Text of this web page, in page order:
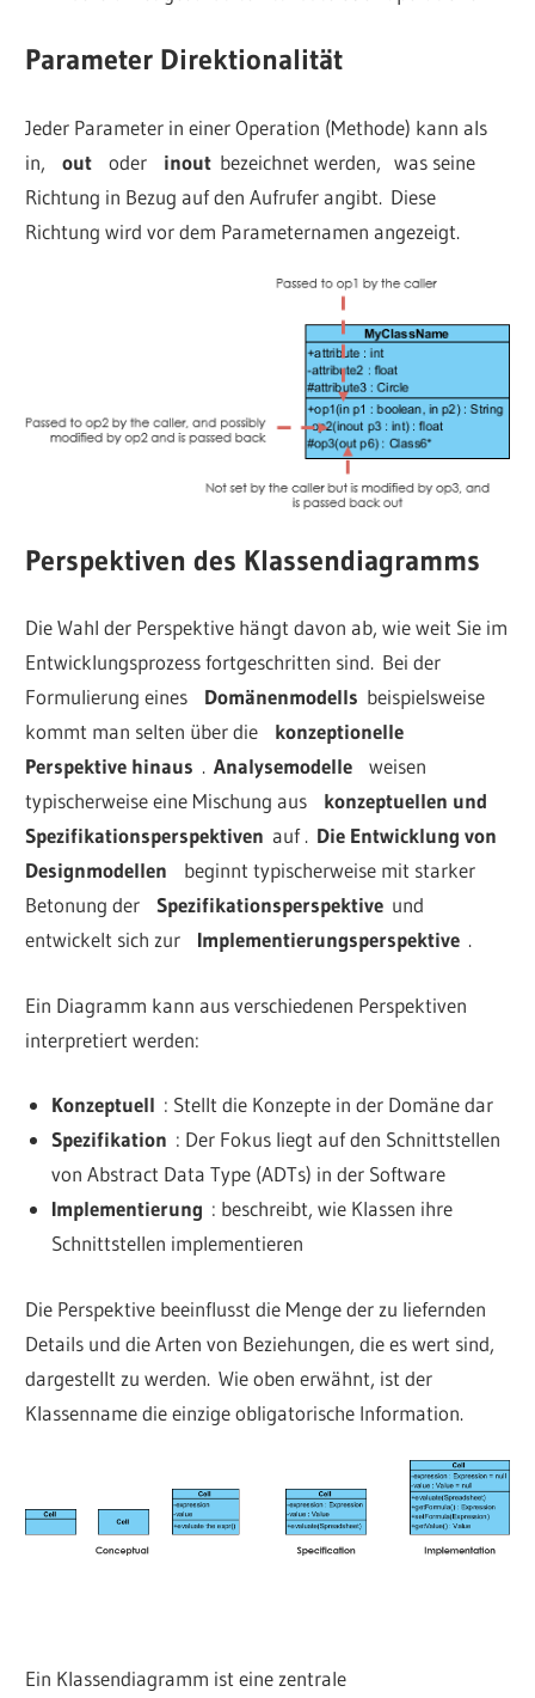
Parameter Direktionalität
Jeder Parameter in einer Operation (Methode) kann als
in,out oder inout bezeichnet werden, was seine
Richtung in Bezug auf den Aufrufer angibt. Diese
Richtung wird vor dem Parameternamen angezeigt.
Perspektiven des Klassendiagramms
Die Wahl der Perspektive hängt davon ab, wie weit Sie im
Entwicklungsprozess fortgeschritten sind. Bei der
Formulierung eines Domänenmodells beispielsweise
kommt man selten über die konzeptionelle
Perspektive hinaus .Analysemodelle weisen
typischerweise eine Mischung aus konzeptuellen und
Spezifikationsperspektiven auf . Die Entwicklung von
Designmodellen beginnt typischerweise mit starker
Betonung derSpezifikationsperspektive und
entwickelt sich zur Implementierungsperspektive .
Ein Diagramm kann aus verschiedenen Perspektiven
interpretiert werden:
Konzeptuell : Stellt die Konzepte in der Domäne dar
Spezifikation : Der Fokus liegt auf den Schnittstellen
von Abstract Data Type (ADTs) in der Software
Implementierung : beschreibt, wie Klassen ihre
Schnittstellen implementieren
Die Perspektive beeinflusst die Menge der zu liefernden
Details und die Arten von Beziehungen, die es wert sind,
dargestellt zu werden. Wie oben erwähnt, ist der
Klassenname die einzige obligatorische Information.
Ein Klassendiagramm ist eine zentrale